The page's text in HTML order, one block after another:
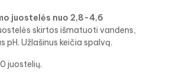
juostelės nuo 2,8-4,6
skirtos išmatuoti vandens,
pH. Užlašinus keičia spalvą.
juostelių.